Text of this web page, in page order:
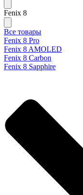
Fenix 8
Все товары
Fenix 8 Pro
Fenix 8 AMOLED
Fenix 8 Carbon
Fenix 8 Sapphire